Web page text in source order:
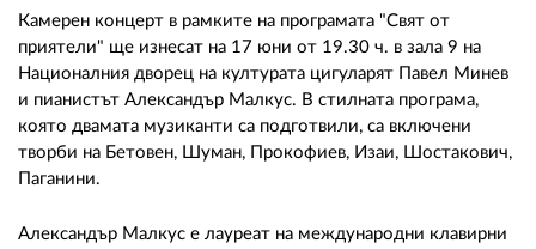
Камерен концерт в рамките на програмата "Свят от
приятели" ще изнесат на 17 юни от 19.30 ч. в зала 9 на
Националния дворец на културата цигуларят Павел Минев
и пианистът Александър Малкус. В стилната програма,
която двамата музиканти са подготвили, са включени
творби на Бетовен, Шуман, Прокофиев, Изаи, Шостакович,
Паганини.
Александър Малкус е лауреат на международни клавирни
КОНТАКТИ
РЕКЛАМА
АБОНАМЕНТ